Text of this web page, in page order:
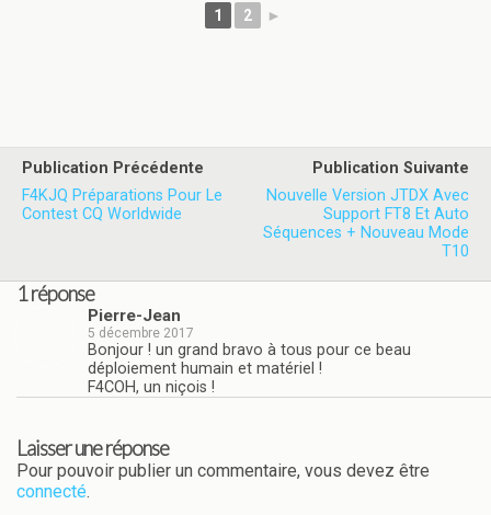
1 2 ►
Publication Précédente
F4KJQ Préparations Pour Le
Contest CQ Worldwide
Publication Suivante
Nouvelle Version JTDX Avec
Support FT8 Et Auto
Séquences + Nouveau Mode
T10
1 réponse
Pierre-Jean
5 décembre 2017
Bonjour ! un grand bravo à tous pour ce beau
déploiement humain et matériel !
F4COH, un niçois !
Laisser une réponse
Pour pouvoir publier un commentaire, vous devez être
connecté.